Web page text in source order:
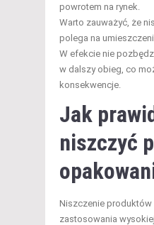
powrotem na rynek.
Warto zauważyć, że
polega na
W efekcie nie
w dalszy obieg, co
konsekwencje.
Jak
niszczyć
Niszczenie
zastosowania